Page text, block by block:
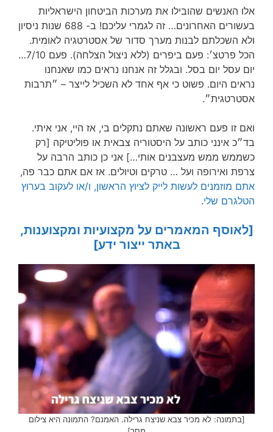
אלו האנשים שהובילו את מערכות הביטחון הישראליות
בעשורים האחרונים… זה לגמרי עליכם! ב- 688 שנות ניסיון
ולא השכלתם לבנות מערך סדור של אסטרטגיה לאומית.
הכל פרטצ׳: פעם ביפרים (ללא ניצול הצלחה). פעם 7/10…
יום עסל יום בסל. ובגלל זה אנחנו נראים כמו שאנחנו
נראים היום. פשוט כי אף אחד לא השכיל לייצר – ״תרבות
אסטרטגית״.
ואם זו פעם ראשונה שאתם נתקלים בי, אז היי, אני איתי.
בד״כ אינני כותב על היסטוריה צבאית או פוליטיקה [רק
כשממש ממש מעצבנים אותי…] אני כן כותב הרבה על
צרפת ואירופה ועל … טרקים וטיולים. אז אם אתם כבר פה,
אתם מוזמנים לעשות לייק לציוץ הראשון, ו/או לעקוב בערוץ
הטלגרם שלי.
[לאוסף המאמרים על מקצועיות ומקצוענות,
באתר ייצור ידע]
[בתמונה: לא מכיר צבא שניצח גרילה. האמנם? התמונה היא צילום